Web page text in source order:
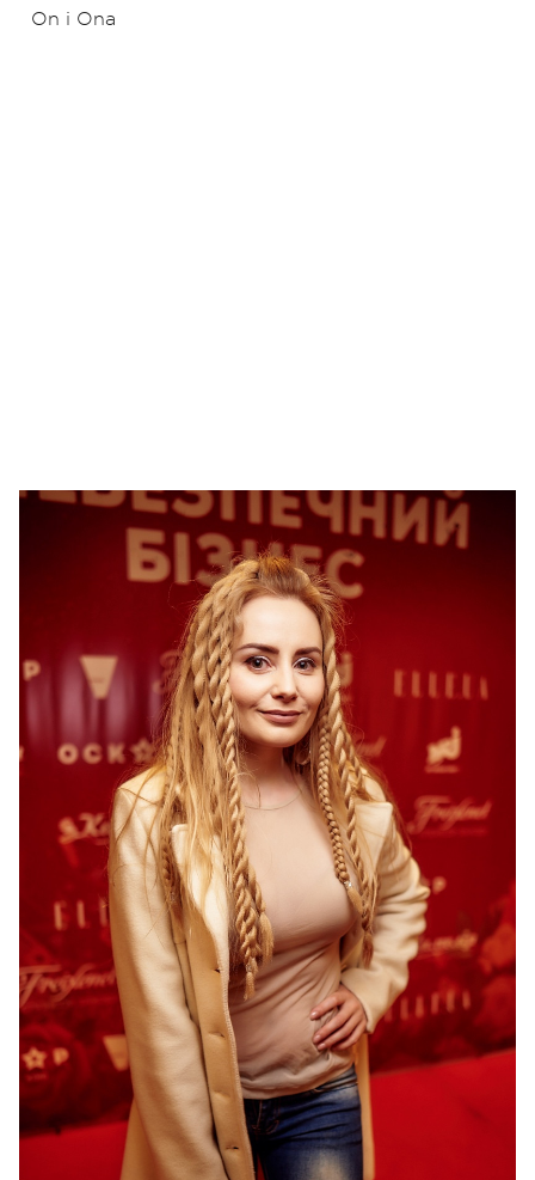
On i Ona